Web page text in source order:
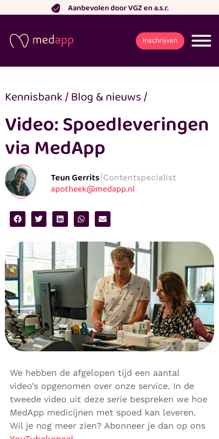
naar
inhoud
Aanbevolen door VGZ en a.s.r.
Inschrijven
Kennisbank/Blog & nieuws/
Video: Spoedleveringen
via MedApp
Teun Gerrits Contentspecialist
apotheek@medapp.nl
We hebben de afgelopen tijd een aantal
video’s opgenomen over onze service. In de
tweede video uit deze serie bespreken we hoe
MedApp medicijnen met spoed kan leveren.
Wil je nog meer zien? Abonneer je dan op ons